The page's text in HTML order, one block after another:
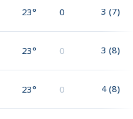
23° 0 3 (7)
23° 0 3 (8)
23° 0 4 (8)